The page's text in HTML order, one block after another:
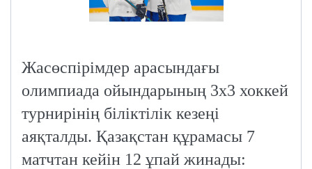
Жасөспірімдер арасындағы
олимпиада ойындарының 3х3 хоккей
турнирінің біліктілік кезеңі
аяқталды. Қазақстан құрамасы 7
матчтан кейін 12 ұпай жинады: